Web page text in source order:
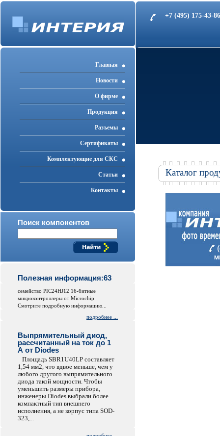
+7 (495) 175-43-
Главная
Новости
О фирме
Продукция
Разъемы
Cертификаты
Комплектующие для СКС
Статьи
Контакты
Поиск компонентов
Полезная информация:63
семейство PIC24HJ12 16-битные
микроконтроллеры от Microchip
Смотрите подробную информацию...
подробнее ...
Выпрямительный диод,
рассчитанный на ток до 1
А от Diodes
Площадь SBR1U40LP составляет
1,54 мм2, что вдвое меньше, чем у
любого другого выпрямительного
диода такой мощности. Чтобы
уменьшить размеры прибора,
инженеры Diodes выбрали более
компактный тип внешнего
исполнения, а не корпус типа SOD-
323,...
Каталог